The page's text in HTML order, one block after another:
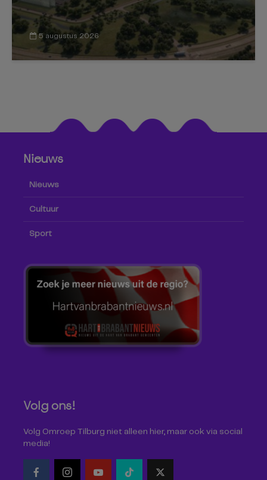
5 augustus 2026
Nieuws
Nieuws
Cultuur
Sport
Volg ons!
Volg Omroep Tilburg niet alleen hier, maar ook via social
media!